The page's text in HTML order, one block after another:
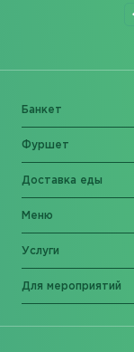
Банкет
Фуршет
Доставка еды
Меню
Услуги
Для мероприятий